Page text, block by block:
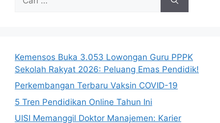
untuk:
Kemensos Buka 3.053 Lowongan Guru PPPK
Sekolah Rakyat 2026: Peluang Emas Pendidik!
Perkembangan Terbaru Vaksin COVID-19
5 Tren Pendidikan Online Tahun Ini
UISI Memanggil Doktor Manajemen: Karier